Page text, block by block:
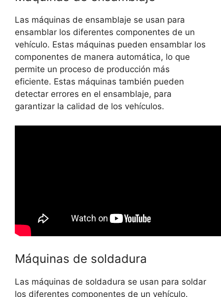
Las máquinas de ensamblaje se usan para
ensamblar los diferentes componentes de un
vehículo. Estas máquinas pueden ensamblar los
componentes de manera automática, lo que
permite un proceso de producción más
eficiente. Estas máquinas también pueden
detectar errores en el ensamblaje, para
garantizar la calidad de los vehículos.
Máquinas de soldadura
Las máquinas de soldadura se usan para soldar
los diferentes componentes de un vehículo.